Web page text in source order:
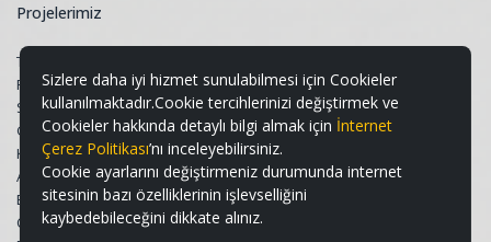
Projelerimiz
Tüm Projeler
Restorasyon Projeleri
Sosyal Belediyecilik Projeleri
Gençlik ve Spor Projeleri
Kültür & Sanat ve Turizm Projeleri
Altyapı ve Üstyapı Projeleri
Eğitim Destek Projeleri
Çevre, Peyzaj ve Geri Dönüşüm
Sizlere daha iyi hizmet sunulabilmesi için Cookieler
kullanılmaktadır.Cookie tercihlerinizi değiştirmek ve
Cookieler hakkında detaylı bilgi almak için İnternet
Çerez Politikası’nı inceleyebilirsiniz.
Cookie ayarlarını değiştirmeniz durumunda internet
sitesinin bazı özelliklerinin işlevselliğini
kaybedebileceğini dikkate alınız.